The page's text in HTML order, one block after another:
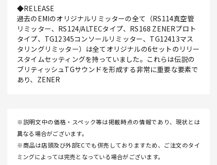
◆RELEASE
過去のEMIのオリジナルリミッターの全て（RS114真空管
リミッター、RS124/ALTECタイプ、RS168 ZENERプロト
タイプ、TG12345コンソールリミッター、TG12413マス
タリングリミッター）は全てオリジナルの6セットのリリー
スタイムセッティングを持っていました。これらは伝説の
ブリティッシュTGサウンドを形成する非常に重要な要素で
あり、ZENER
※説明文中の価格・スペック等は掲載時点の情報であり、現状とは
異なる場合がございます。
※商品は店頭及び外部ECでも併売しておりますため、ご注文のタイ
ミングによっては完売となっている場合がございます。